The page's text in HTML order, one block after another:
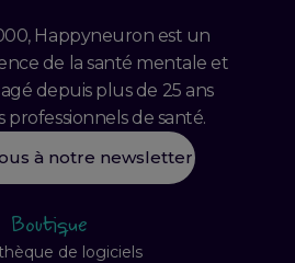
Happyneuron est un
de la santé mentale et
depuis plus de 25 ans
professionnels de santé.
à notre newsletter
Boutique
de logiciels